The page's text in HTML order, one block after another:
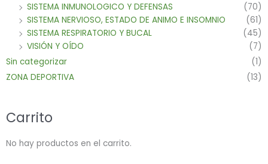
SISTEMA INMUNOLOGICO Y DEFENSAS
(70)
SISTEMA NERVIOSO, ESTADO DE ANIMO E INSOMNIO
(61)
SISTEMA RESPIRATORIO Y BUCAL
(45)
VISIÓN Y OÍDO
(7)
Sin categorizar
(1)
ZONA DEPORTIVA
(13)
Carrito
No hay productos en el carrito.